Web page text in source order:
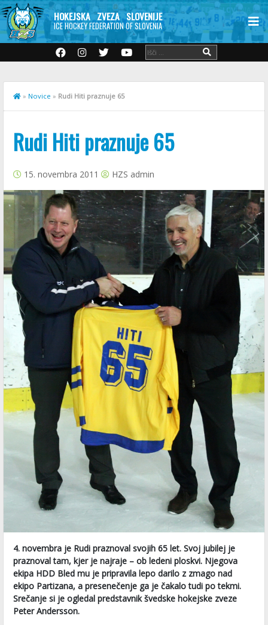
HOKEJSKA ZVEZA SLOVENIJE
ICE HOCKEY FEDERATION OF SLOVENIA
» Novice » Rudi Hiti praznuje 65
Rudi Hiti praznuje 65
15. novembra 2011 HZS admin
4. novembra je Rudi praznoval svojih 65 let. Svoj jubilej je
praznoval tam, kjer je najraje – ob ledeni ploskvi. Njegova
ekipa HDD Bled mu je pripravila lepo darilo z zmago nad
ekipo Partizana, a presenečenje ga je čakalo tudi po tekmi.
Srečanje si je ogledal predstavnik švedske hokejske zveze
Peter Andersson.